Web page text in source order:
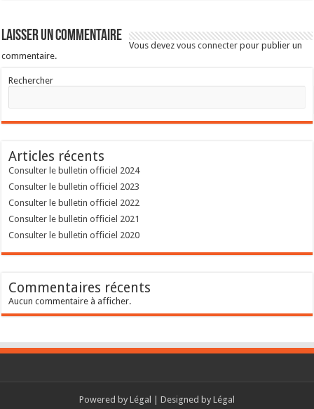
Laisser un commentaire
Vous devezvous connecter pour publier un
commentaire.
Rechercher
Articles récents
Consulter le bulletin officiel 2024
Consulter le bulletin officiel 2023
Consulter le bulletin officiel 2022
Consulter le bulletin officiel 2021
Consulter le bulletin officiel 2020
Commentaires récents
Aucun commentaire à afficher.
Powered by Légal | Designed by Légal